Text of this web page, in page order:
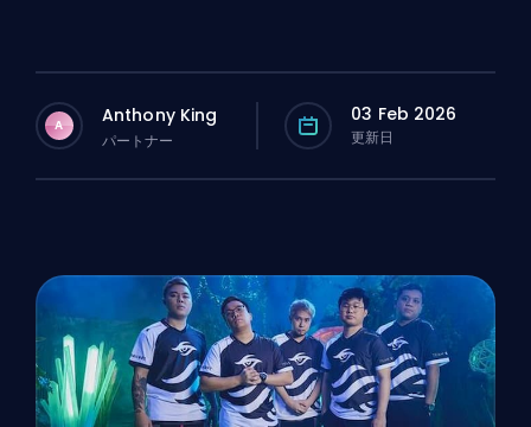
A Anthony King
パートナー
03 Feb 2026
更新日